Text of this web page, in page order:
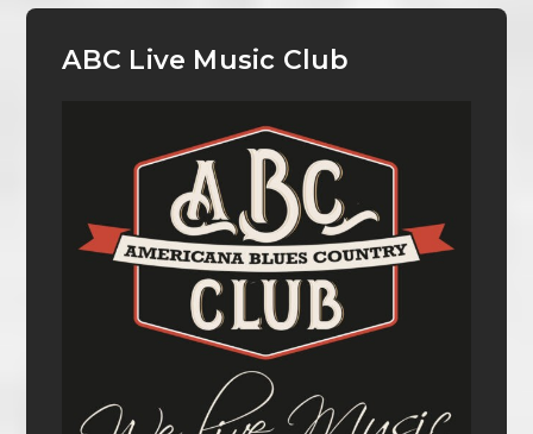
ABC Live Music Club